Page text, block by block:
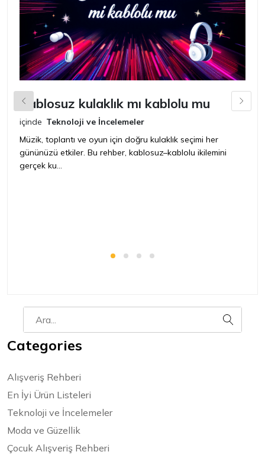
Kablosuz kulaklık mı kablolu mu
içinde Teknoloji ve İncelemeler
Müzik, toplantı ve oyun için doğru kulaklık seçimi her
gününüzü etkiler. Bu rehber, kablosuz–kablolu ikilemini
gerçek ku...
Categories
Alışveriş Rehberi
En İyi Ürün Listeleri
Teknoloji ve İncelemeler
Moda ve Güzellik
Çocuk Alışveriş Rehberi